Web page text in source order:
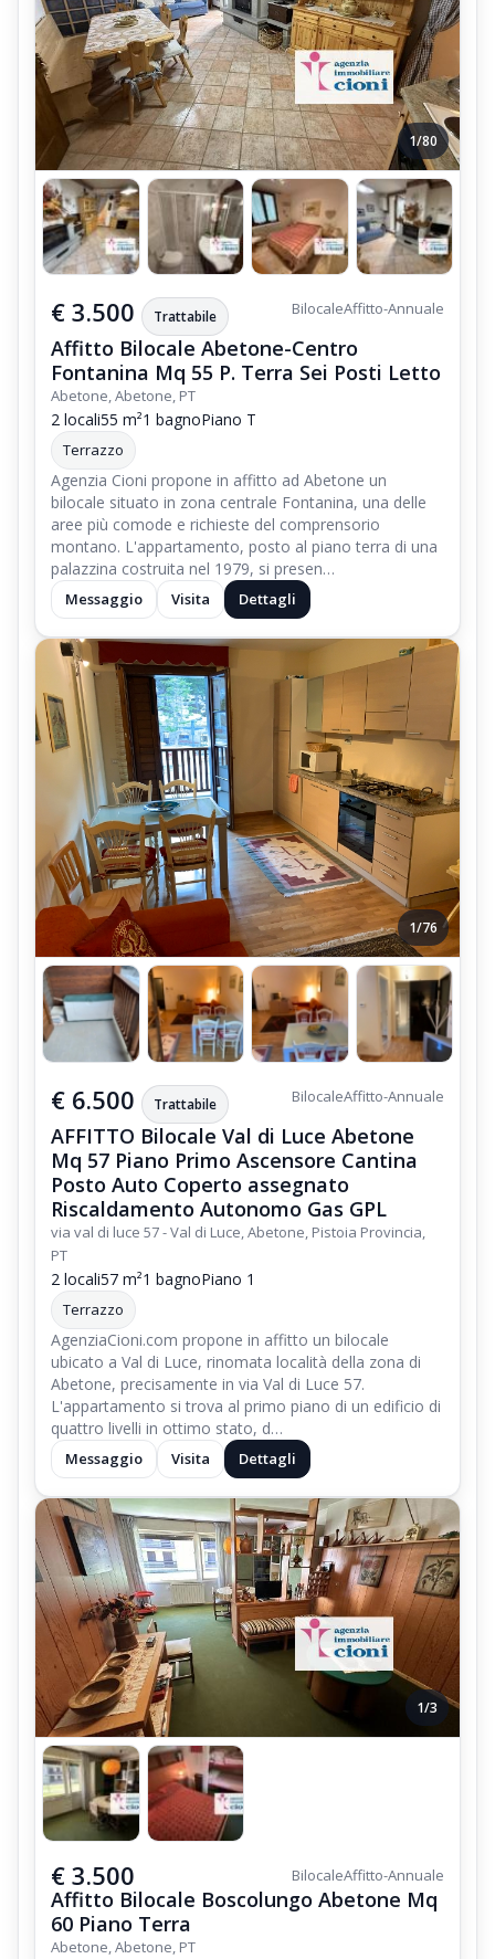
1/80
€ 3.500 Trattabile BilocaleAffitto-Annuale
Affitto Bilocale Abetone-Centro
Fontanina Mq 55 P. Terra Sei Posti Letto
Abetone, Abetone, PT
2 locali55 m²1 bagnoPiano T
Terrazzo
Agenzia Cioni propone in affitto ad Abetone un
bilocale situato in zona centrale Fontanina, una delle
aree più comode e richieste del comprensorio
montano. L'appartamento, posto al piano terra di una
palazzina costruita nel 1979, si presen…
Messaggio Visita Dettagli
1/76
€ 6.500 Trattabile BilocaleAffitto-Annuale
AFFITTO Bilocale Val di Luce Abetone
Mq 57 Piano Primo Ascensore Cantina
Posto Auto Coperto assegnato
Riscaldamento Autonomo Gas GPL
via val di luce 57 - Val di Luce, Abetone, Pistoia Provincia,
PT
2 locali57 m²1 bagnoPiano 1
Terrazzo
AgenziaCioni.com propone in affitto un bilocale
ubicato a Val di Luce, rinomata località della zona di
Abetone, precisamente in via Val di Luce 57.
L'appartamento si trova al primo piano di un edificio di
quattro livelli in ottimo stato, d…
Messaggio Visita Dettagli
1/3
€ 3.500 BilocaleAffitto-Annuale
Affitto Bilocale Boscolungo Abetone Mq
60 Piano Terra
Abetone, Abetone, PT